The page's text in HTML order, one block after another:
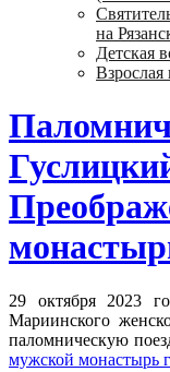
на
Детская
Взрослая
29 октября 2023
Мариинского
паломническую
мужской монастырь